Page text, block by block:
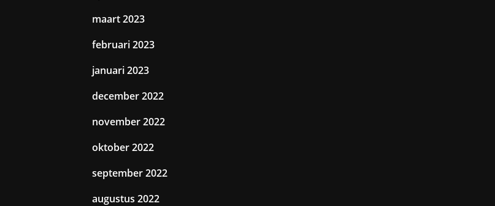
maart 2023
februari 2023
januari 2023
december 2022
november 2022
oktober 2022
september 2022
augustus 2022